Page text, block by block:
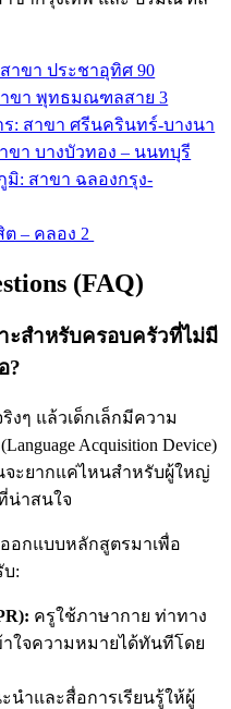
าขา ประชาอุทิศ 90
ขา พุทธมณฑลสาย 3
: สาขา ศรีนครินทร์-บางนา
า บางบัวทอง – นนทบุรี
: สาขา ฉลองกรุง-
– คลอง 2
(FAQ)
ะสำหรับครอบครัวที่ไม่มี
?
งๆ แล้วเด็กเล็กมีความ
Acquisition Device)
ะยากแค่ไหนสำหรับผู้ใหญ่
น่าสนใจ
ออกแบบหลักสูตรมาเพื่อ
:
ครูใช้ภาษากาย ท่าทาง
าใจความหมายได้ทันทีโดย
นำและสื่อการเรียนรู้ให้ผู้